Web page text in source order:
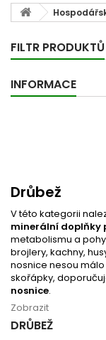
FILTR PRODUKTŮ
INFORMACE
Drůbež
V této kategorii
minerální doplňky
metabolismu a
brojlery, kachny,
nosnice nesou
skořápky,
nosnice.
Zobrazit
DRŮBEŽ